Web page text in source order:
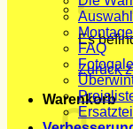
Es
Zurück
Warenkorb
Montage
FAQ